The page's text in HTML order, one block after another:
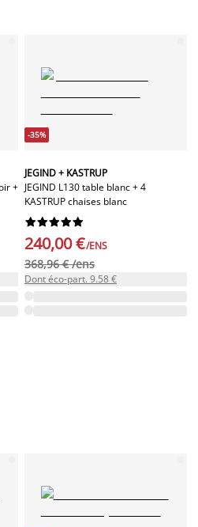
+
-35%
JEGIND + KASTRUP
JEGIND L130 table blanc + 4
KASTRUP chaises blanc






240,00 €/ENS
368,96 € /ens
Dont éco-part. 9.58 €